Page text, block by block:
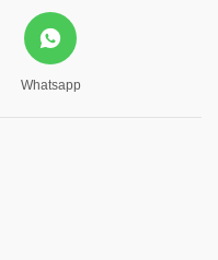
Whatsapp